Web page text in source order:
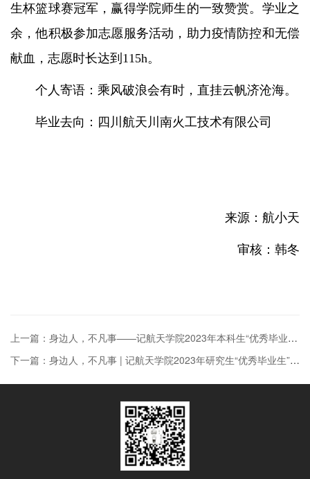
生杯篮球赛冠军，赢得学院师生的一致赞赏。学业之
余，他积极参加志愿服务活动，助力疫情防控和无偿
献血，志愿时长达到115h。
个人寄语：乘风破浪会有时，直挂云帆济沧海。
毕业去向：四川航天川南火工技术有限公司
来源：航小天
审核：韩冬
上一篇：身边人，不凡事——记航天学院2023年本科生“优秀毕业生”（一）
下一篇：身边人，不凡事 | 记航天学院2023年研究生“优秀毕业生”（六）